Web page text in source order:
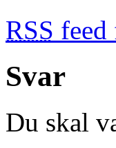
RSS
Svar
Du skal